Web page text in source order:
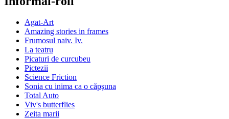
Agat-Art
Amazing stories in frames
Frumosul naiv. Iv.
La teatru
Picaturi de curcubeu
Pictezii
Science Friction
Sonia cu inima ca o căpşuna
Total Auto
Viv's butterflies
Zeita marii